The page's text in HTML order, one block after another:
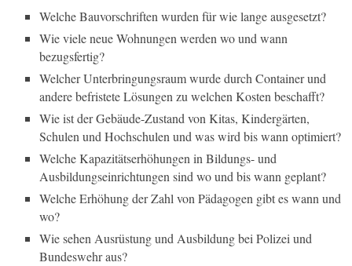
Welche Bauvorschriften wurden für wie lange ausgesetzt?
Wie viele neue Wohnungen werden wo und wann
bezugsfertig?
Welcher Unterbringungsraum wurde durch Container und
andere befristete Lösungen zu welchen Kosten beschafft?
Wie ist der Gebäude-Zustand von Kitas, Kindergärten,
Schulen und Hochschulen und was wird bis wann optimiert?
Welche Kapazitätserhöhungen in Bildungs- und
Ausbildungseinrichtungen sind wo und bis wann geplant?
Welche Erhöhung der Zahl von Pädagogen gibt es wann und
wo?
Wie sehen Ausrüstung und Ausbildung bei Polizei und
Bundeswehr aus?